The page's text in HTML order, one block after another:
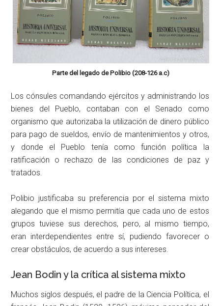
Parte del legado de Polibio (208-126 a.c)
Los cónsules comandando ejércitos y administrando los
bienes del Pueblo, contaban con el Senado como
organismo que autorizaba la utilización de dinero público
para pago de sueldos, envío de mantenimientos y otros,
y donde el Pueblo tenía como función política la
ratificación o rechazo de las condiciones de paz y
tratados.
Polibio justificaba su preferencia por el sistema mixto
alegando que el mismo permitía que cada uno de estos
grupos tuviese sus derechos, pero, al mismo tiempo,
eran interdependientes entre sí, pudiendo favorecer o
crear obstáculos, de acuerdo a sus intereses.
Jean Bodin y la crítica al sistema mixto
Muchos siglos después, el padre de la Ciencia Política, el